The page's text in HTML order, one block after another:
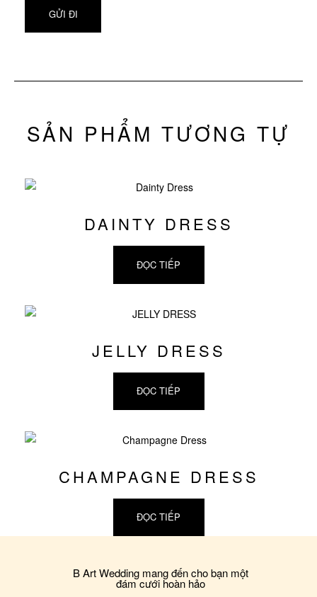
SẢN PHẨM TƯƠNG TỰ
DAINTY DRESS
ĐỌC TIẾP
JELLY DRESS
ĐỌC TIẾP
CHAMPAGNE DRESS
ĐỌC TIẾP
B Art Wedding mang đến cho bạn một
đám cưới hoàn hảo